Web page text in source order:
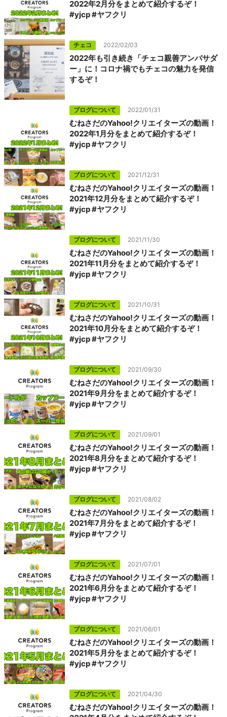
2022年2月分をまとめて紹介するぞ！
#yjcp #ヤフクリ
チェコ 2022/02/03
2022年も引き続き「チェコ親善アンバサダ
ー」に！コロナ禍でもチェコの魅力を発信
するぞ！
ブログについて 2022/01/31
むねさだのYahoo!クリエイターズの動画！
2022年1月分をまとめて紹介するぞ！
#yjcp #ヤフクリ
ブログについて 2021/12/31
むねさだのYahoo!クリエイターズの動画！
2021年12月分をまとめて紹介するぞ！
#yjcp #ヤフクリ
ブログについて 2021/11/30
むねさだのYahoo!クリエイターズの動画！
2021年11月分をまとめて紹介するぞ！
#yjcp #ヤフクリ
ブログについて 2021/10/31
むねさだのYahoo!クリエイターズの動画！
2021年10月分をまとめて紹介するぞ！
#yjcp #ヤフクリ
ブログについて 2021/09/30
むねさだのYahoo!クリエイターズの動画！
2021年9月分をまとめて紹介するぞ！
#yjcp #ヤフクリ
ブログについて 2021/09/01
むねさだのYahoo!クリエイターズの動画！
2021年8月分をまとめて紹介するぞ！
#yjcp #ヤフクリ
ブログについて 2021/08/02
むねさだのYahoo!クリエイターズの動画！
2021年7月分をまとめて紹介するぞ！
#yjcp #ヤフクリ
ブログについて 2021/07/01
むねさだのYahoo!クリエイターズの動画！
2021年6月分をまとめて紹介するぞ！
#yjcp #ヤフクリ
ブログについて 2021/06/01
むねさだのYahoo!クリエイターズの動画！
2021年5月分をまとめて紹介するぞ！
#yjcp #ヤフクリ
ブログについて 2021/04/30
むねさだのYahoo!クリエイターズの動画！